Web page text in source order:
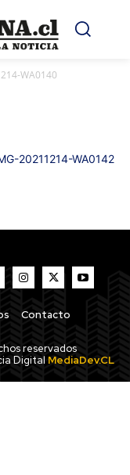
WA0140
Contacto
reservados
Digital MediaDev.CL